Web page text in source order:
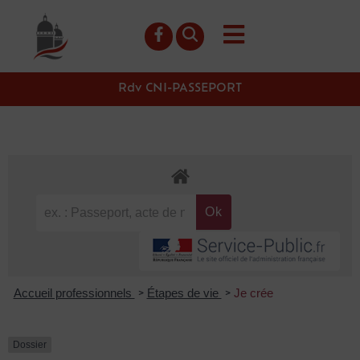
principal
Rdv CNI-PASSEPORT
Accueil professionnels > Étapes de vie > Je crée
Dossier